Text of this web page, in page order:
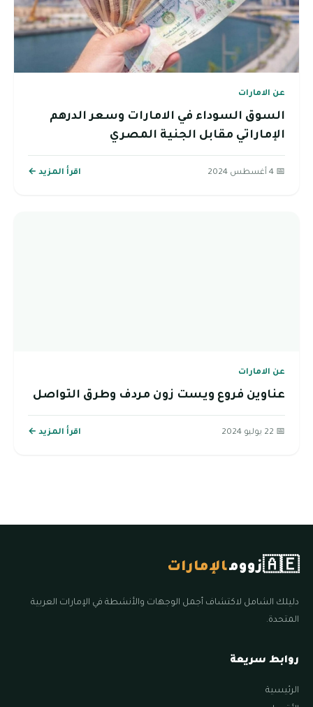
عن الامارات
السوق السوداء في الامارات وسعر الدرهم
الإماراتي مقابل الجنية المصري
📅 4 أغسطس 2024 اقرأ المزيد ←
عن الامارات
عناوين فروع ويست زون مردف وطرق التواصل
📅 22 يوليو 2024 اقرأ المزيد ←
🇦🇪زوومالإمارات
دليلك الشامل لاكتشاف أجمل الوجهات والأنشطة في الإمارات العربية
المتحدة.
روابط سريعة
الرئيسية